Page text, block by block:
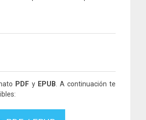
PDF y EPUB . A continuación te